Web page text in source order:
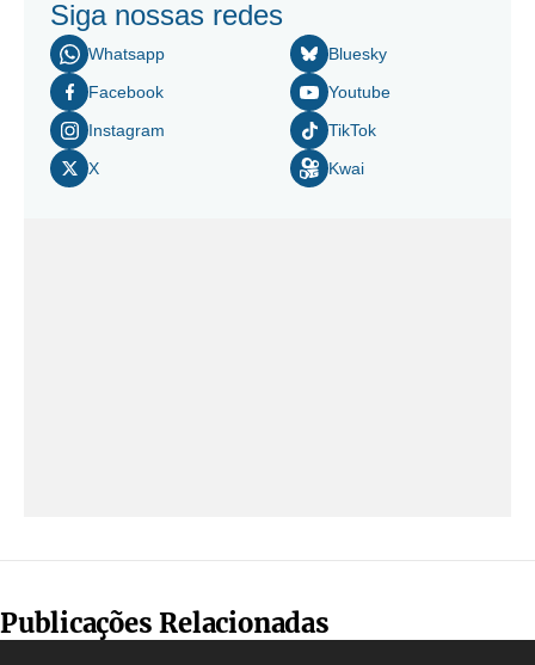
Siga nossas redes
Whatsapp
Facebook
Instagram
X
Bluesky
Youtube
TikTok
Kwai
Publicações Relacionadas